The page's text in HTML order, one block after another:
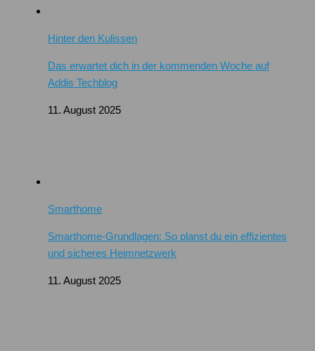
Hinter den Kulissen
Das erwartet dich in der kommenden Woche auf
Addis Techblog
11. August 2025
Smarthome
Smarthome-Grundlagen: So planst du ein effizientes
und sicheres Heimnetzwerk
11. August 2025